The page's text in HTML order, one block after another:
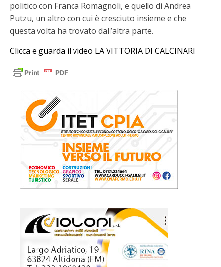
politico con Franca Romagnoli, e quello di Andrea
Putzu, un altro con cui è cresciuto insieme e che
questa volta ha trovato dall’altra parte.
Clicca e guarda il video LA VITTORIA DI CALCINARI